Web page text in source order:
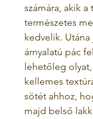
számára, akik
természetes
kedvelik.
árnyalatú pác
lehetőleg
kellemes
sötét ahhoz,
majd belső